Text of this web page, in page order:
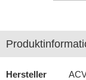
ISO (50
Hersteller